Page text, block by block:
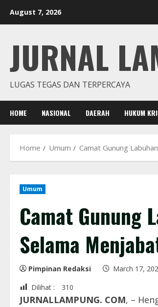
August 7, 2026
JURNAL
LUGAS TEGAS DAN TERPERCAYA
HOME NASIONAL DAERAH HUKUM
Home Umum Camat Gunung
Umum
Camat Gunung
Selama
Pimpinan Redaksi
March 17,
Dilihat :
310
JURNALLAMPUNG. COM, –